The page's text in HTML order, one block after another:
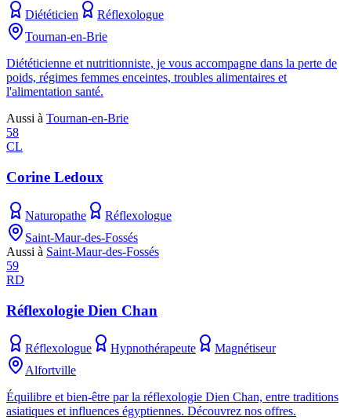
Diététicien
Réflexologue
Tournan-en-Brie
Diététicienne et nutritionniste, je vous accompagne dans la perte de
poids, régimes femmes enceintes, troubles alimentaires et
l'alimentation santé.
Aussi à Tournan-en-Brie
58
CL
Corine Ledoux
Naturopathe
Réflexologue
Saint-Maur-des-Fossés
Aussi à Saint-Maur-des-Fossés
59
RD
Réflexologie Dien Chan
Réflexologue Hypnothérapeute
Magnétiseur
Alfortville
Équilibre et bien-être par la réflexologie Dien Chan, entre traditions
asiatiques et influences égyptiennes. Découvrez nos offres.